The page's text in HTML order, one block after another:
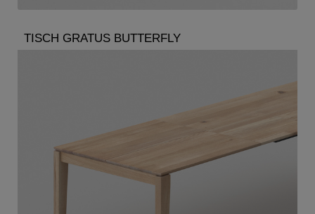
TISCH GRATUS BUTTERFLY